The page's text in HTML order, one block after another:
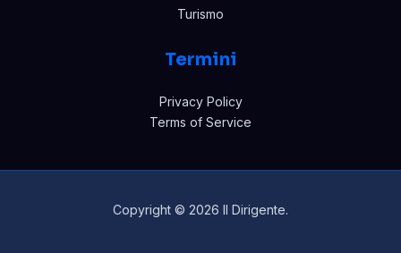
Turismo
Termini
Privacy Policy
Terms of Service
Copyright © 2026 Il Dirigente.